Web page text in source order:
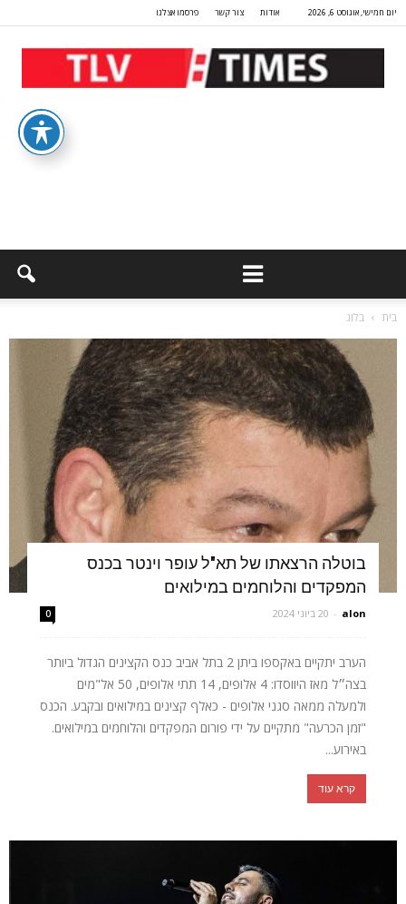
יום חמישי, אוגוסט 6, 2026 אודות צור קשר פרסמו אצלנו
בית בלוג
בוטלה הרצאתו של תא"ל עופר וינטר בכנס
המפקדים והלוחמים במילואים
alon
- 20 ביוני 2024 0
הערב יתקיים באקספו ביתן 2 בתל אביב כנס הקצינים הגדול ביותר
בצה״ל מאז היווסדו: 4 אלופים, 14 תתי אלופים, 50 אל"מים
ולמעלה ממאה סגני אלופים - כאלף קצינים במילואים ובקבע. הכנס
"זמן הכרעה" מתקיים על ידי פורום המפקדים והלוחמים במילואים.
באירוע...
קרא עוד